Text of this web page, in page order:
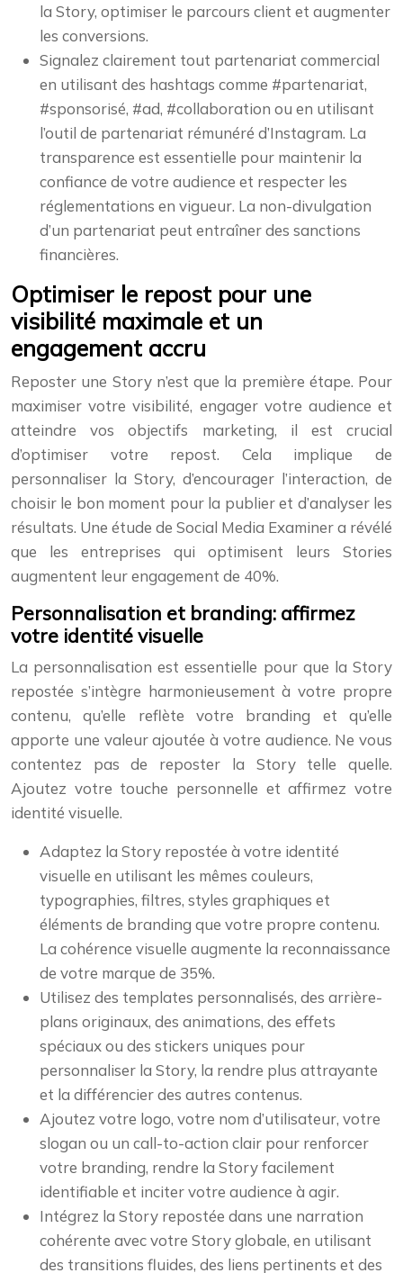
la Story, optimiser le parcours client et augmenter
les conversions.
Signalez clairement tout partenariat commercial
en utilisant des hashtags comme #partenariat,
#sponsorisé, #ad, #collaboration ou en utilisant
l’outil de partenariat rémunéré d’Instagram. La
transparence est essentielle pour maintenir la
confiance de votre audience et respecter les
réglementations en vigueur. La non-divulgation
d’un partenariat peut entraîner des sanctions
financières.
Optimiser le repost pour une
visibilité maximale et un
engagement accru
Reposter une Story n’est que la première étape. Pour
maximiser votre visibilité, engager votre audience et
atteindre vos objectifs marketing, il est crucial
d’optimiser votre repost. Cela implique de
personnaliser la Story, d’encourager l’interaction, de
choisir le bon moment pour la publier et d’analyser les
résultats. Une étude de Social Media Examiner a révélé
que les entreprises qui optimisent leurs Stories
augmentent leur engagement de 40%.
Personnalisation et branding: affirmez
votre identité visuelle
La personnalisation est essentielle pour que la Story
repostée s’intègre harmonieusement à votre propre
contenu, qu’elle reflète votre branding et qu’elle
apporte une valeur ajoutée à votre audience. Ne vous
contentez pas de reposter la Story telle quelle.
Ajoutez votre touche personnelle et affirmez votre
identité visuelle.
Adaptez la Story repostée à votre identité
visuelle en utilisant les mêmes couleurs,
typographies, filtres, styles graphiques et
éléments de branding que votre propre contenu.
La cohérence visuelle augmente la reconnaissance
de votre marque de 35%.
Utilisez des templates personnalisés, des arrière-
plans originaux, des animations, des effets
spéciaux ou des stickers uniques pour
personnaliser la Story, la rendre plus attrayante
et la différencier des autres contenus.
Ajoutez votre logo, votre nom d’utilisateur, votre
slogan ou un call-to-action clair pour renforcer
votre branding, rendre la Story facilement
identifiable et inciter votre audience à agir.
Intégrez la Story repostée dans une narration
cohérente avec votre Story globale, en utilisant
des transitions fluides, des liens pertinents et des